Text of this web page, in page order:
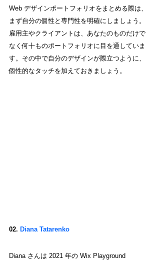
Web デザインポートフォリオをまとめる際は、
まず自分の個性と専門性を明確にしましょう。
雇用主やクライアントは、あなたのものだけで
なく何十ものポートフォリオに目を通していま
す。その中で自分のデザインが際立つように、
個性的なタッチを加えておきましょう。
02. Diana Tatarenko
Diana さんは 2021 年の Wix Playground